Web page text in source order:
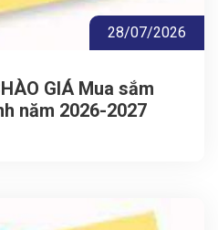
28/07/2026
GIÁ Mua sắm
năm 2026-2027